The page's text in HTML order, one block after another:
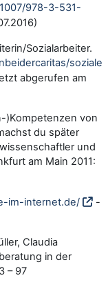
978-3-531-
Sozialarbeiter.
abgerufen am
)Kompetenzen von
du später
und
am Main 2011:
im-internet.de/
-
Claudia
in der
– 97